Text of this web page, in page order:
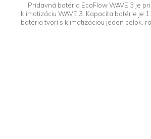
Prídavná batéria EcoFlow WAVE 3 je
klimatizáciu WAVE 3. Kapacita batérie je
batéria tvorí s klimatizáciou jeden celok,